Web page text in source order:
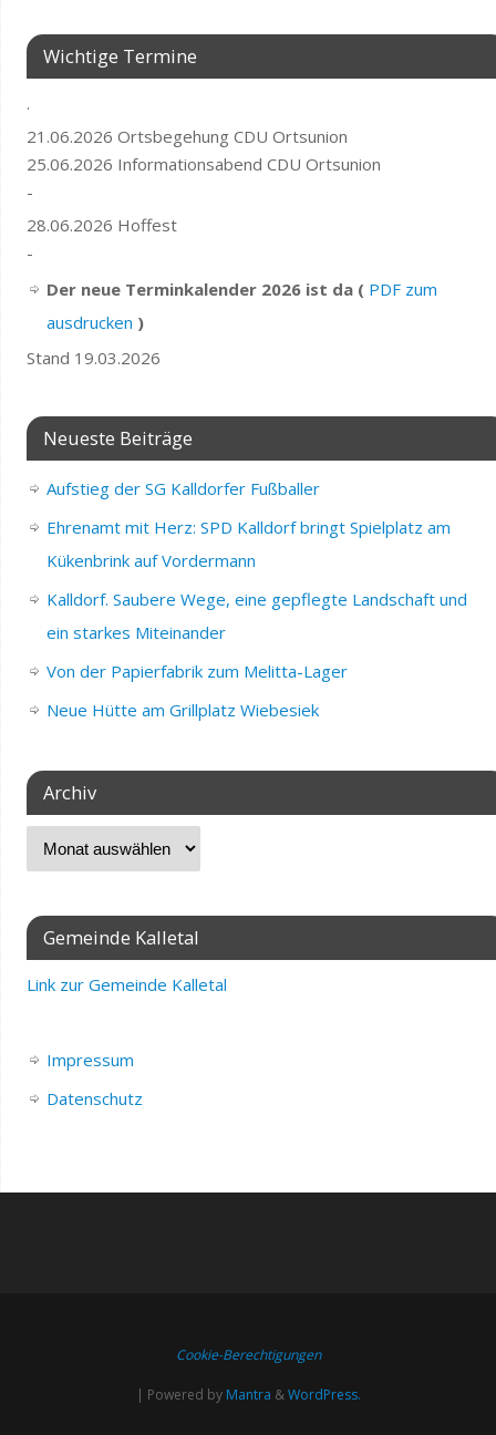
Wichtige Termine
.
21.06.2026 Ortsbegehung CDU Ortsunion
25.06.2026 Informationsabend CDU Ortsunion
-
28.06.2026 Hoffest
-
Der neue Terminkalender 2026 ist da ( PDF zum
ausdrucken )
Stand 19.03.2026
Neueste Beiträge
Aufstieg der SG Kalldorfer Fußballer
Ehrenamt mit Herz: SPD Kalldorf bringt Spielplatz am
Kükenbrink auf Vordermann
Kalldorf. Saubere Wege, eine gepflegte Landschaft und
ein starkes Miteinander
Von der Papierfabrik zum Melitta-Lager
Neue Hütte am Grillplatz Wiebesiek
Archiv
Gemeinde Kalletal
Link zur Gemeinde Kalletal
Impressum
Datenschutz
Cookie-Berechtigungen
| Powered by Mantra &WordPress.